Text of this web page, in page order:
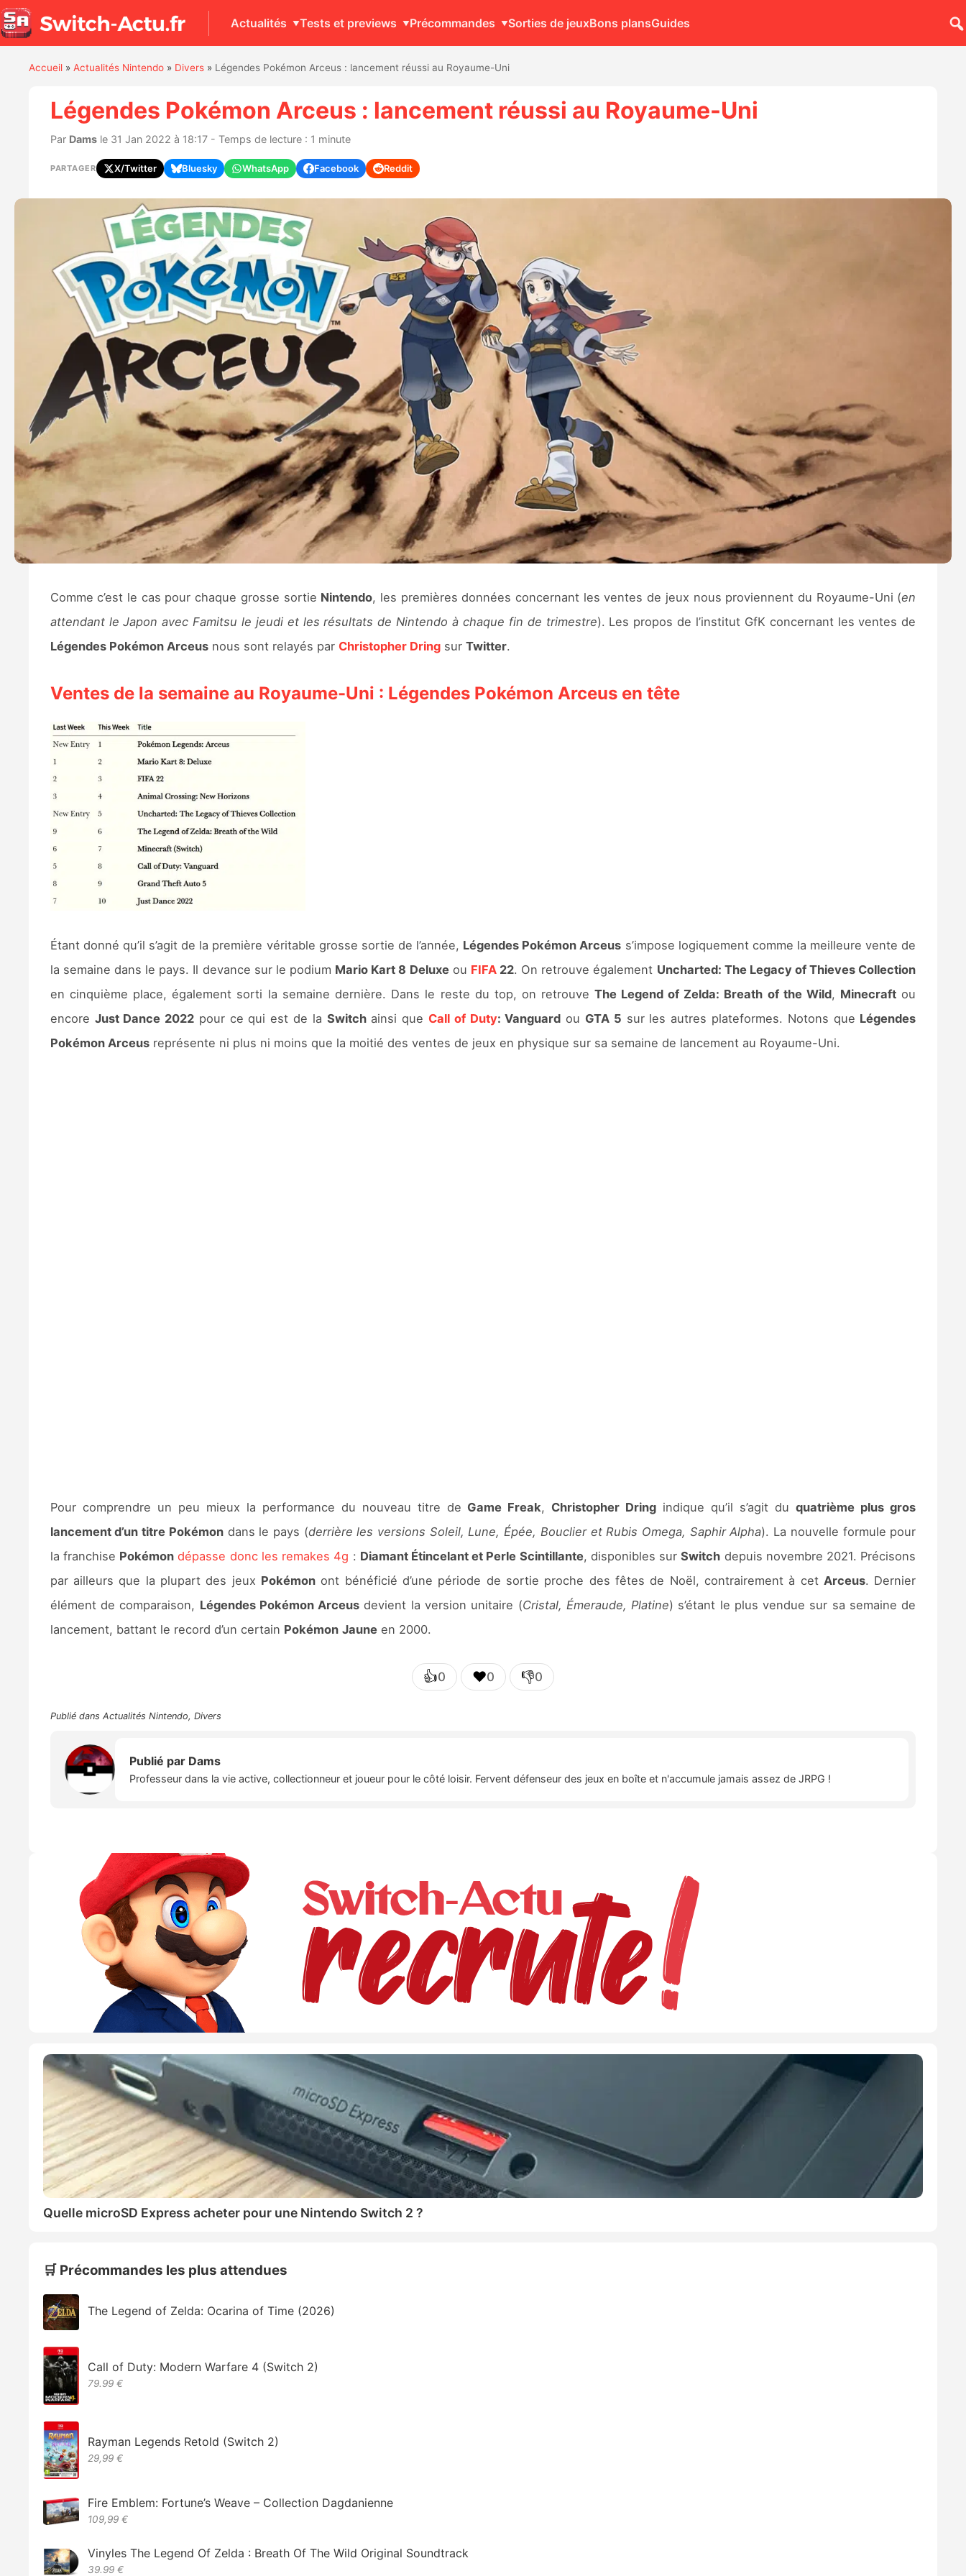
Actualités Tests et previews Précommandes Sorties de jeuxBons plansGuides
Accueil» Actualités Nintendo» Divers» Légendes Pokémon Arceus : lancement réussi au Royaume-Uni
Légendes Pokémon Arceus : lancement réussi au Royaume-Uni
Par Damsle 31 Jan 2022 à 18:17 - Temps de lecture : 1 minute
PARTAGER X/Twitter Bluesky WhatsApp Facebook Reddit
Comme c’est le cas pour chaque grosse sortie Nintendo, les premières données concernant les ventes de jeux nous proviennent du Royaume-Uni (en
attendant le Japon avec Famitsu le jeudi et les résultats de Nintendo à chaque fin de trimestre). Les propos de l’institut GfK concernant les ventes de
Légendes Pokémon Arceusnous sont relayés par Christopher Dring sur Twitter.
Ventes de la semaine au Royaume-Uni : Légendes Pokémon Arceus en tête
Étant donné qu’il s’agit de la première véritable grosse sortie de l’année, Légendes Pokémon Arceus s’impose logiquement comme la meilleure vente de
la semaine dans le pays. Il devance sur le podium Mario Kart 8 Deluxeou FIFA22. On retrouve également Uncharted: The Legacy of Thieves Collection
en cinquième place, également sorti la semaine dernière. Dans le reste du top, on retrouve The Legend of Zelda: Breath of the Wild, Minecraft ou
encore Just Dance 2022 pour ce qui est de la Switchainsi que Call of Duty: Vanguard ou GTA 5 sur les autres plateformes. Notons que Légendes
Pokémon Arceusreprésente ni plus ni moins que la moitié des ventes de jeux en physique sur sa semaine de lancement au Royaume-Uni.
Pour comprendre un peu mieux la performance du nouveau titre de Game Freak, Christopher Dring indique qu’il s’agit duquatrième plus gros
lancement d’un titre Pokémondans le pays (derrière les versions Soleil, Lune, Épée, Bouclier et Rubis Omega, Saphir Alpha). La nouvelle formule pour
la franchise Pokémon dépasse donc les remakes 4g : Diamant Étincelant et Perle Scintillante, disponibles surSwitch depuis novembre 2021. Précisons
par ailleurs que la plupart des jeux Pokémon ont bénéficié d’une période de sortie proche des fêtes de Noël, contrairement à cet Arceus. Dernier
élément de comparaison, Légendes Pokémon Arceus devient la version unitaire (Cristal, Émeraude, Platine) s’étant le plus vendue sur sa semaine de
lancement, battant le record d’un certain Pokémon Jauneen 2000.
👍0 ❤️0 👎0
Publié dans Actualités Nintendo, Divers
Publié par Dams
Professeur dans la vie active, collectionneur et joueur pour le côté loisir. Fervent défenseur des jeux en boîte et n'accumule jamais assez de JRPG !
Quelle microSD Express acheter pour une Nintendo Switch 2 ?
🛒 Précommandes les plus attendues
The Legend of Zelda: Ocarina of Time (2026)
Call of Duty: Modern Warfare 4 (Switch 2)
79.99 €
Rayman Legends Retold (Switch 2)
29,99 €
Fire Emblem: Fortune’s Weave – Collection Dagdanienne
109,99 €
Vinyles The Legend Of Zelda : Breath Of The Wild Original Soundtrack
39.99 €